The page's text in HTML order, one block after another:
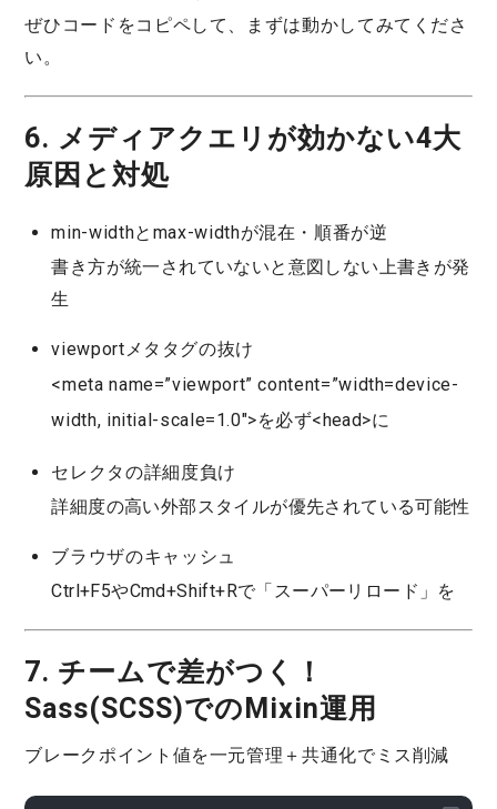
ぜひコードをコピペして、まずは動かしてみてくださ
い。
6. メディアクエリが効かない4大
原因と対処
min-widthとmax-widthが混在・順番が逆
書き方が統一されていないと意図しない上書きが発
生
viewportメタタグの抜け
<meta name=”viewport” content=”width=device-
width, initial-scale=1.0″>を必ず<head>に
セレクタの詳細度負け
詳細度の高い外部スタイルが優先されている可能性
ブラウザのキャッシュ
Ctrl+F5やCmd+Shift+Rで「スーパーリロード」を
7. チームで差がつく！
Sass(SCSS)でのMixin運用
ブレークポイント値を一元管理＋共通化でミス削減